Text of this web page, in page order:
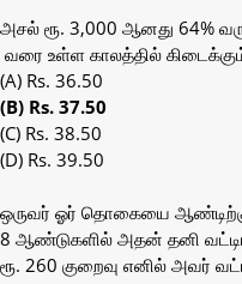
அசல் ரூ. 3,000 ஆனது 64%
வரை உள்ள காலத்தில்
(A) Rs. 36.50
(B) Rs. 37.50
(C) Rs. 38.50
(D) Rs. 39.50
ஒருவர் ஓர் தொகையை ஆண்டிற்கு
8 ஆண்டுகளில் அதன் தனி
ரூ. 260 குறைவு எனில் அவர்